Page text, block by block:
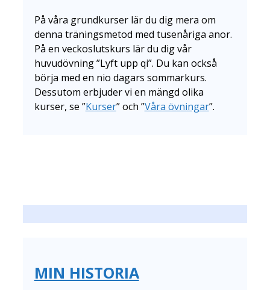
På våra grundkurser lär du dig mera om
denna träningsmetod med tusenåriga anor.
På en veckoslutskurs lär du dig vår
huvudövning ”Lyft upp qi”. Du kan också
börja med en nio dagars sommarkurs.
Dessutom erbjuder vi en mängd olika
kurser, se ”Kurser” och ”Våra övningar”.
MIN HISTORIA